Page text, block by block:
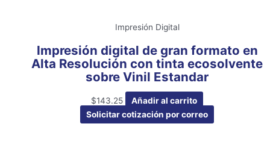
Impresión Digital
Impresión digital de gran formato en
Alta Resolución con tinta ecosolvente
sobre Vinil Estandar
$143.25
Añadir al carrito
Solicitar cotización por correo